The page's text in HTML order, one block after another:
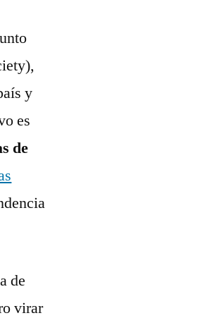
y
es
de
de
virar